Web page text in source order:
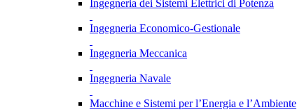
Ingegneria dei Sistemi Elettrici di Potenza
Ingegneria Economico-Gestionale
Ingegneria Meccanica
Ingegneria Navale
Macchine e Sistemi per l’Energia e l’Ambiente